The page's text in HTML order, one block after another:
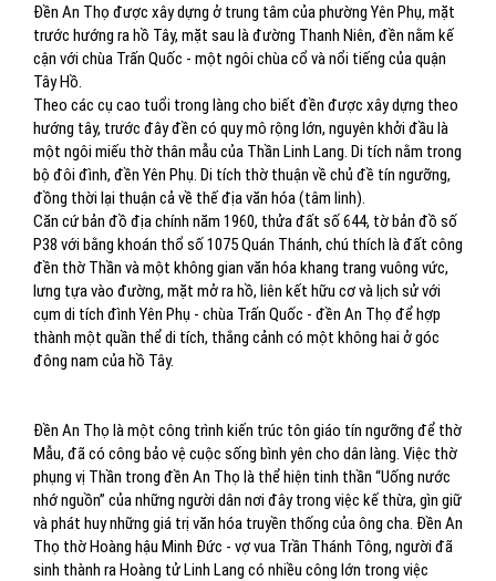
Đền An Thọ được xây dựng ở trung tâm của phường Yên Phụ, mặt
trước hướng ra hồ Tây, mặt sau là đường Thanh Niên, đền nằm kế
cận với chùa Trấn Quốc - một ngôi chùa cổ và nổi tiếng của quận
Tây Hồ.
Theo các cụ cao tuổi trong làng cho biết đền được xây dựng theo
hướng tây, trước đây đền có quy mô rộng lớn, nguyên khởi đầu là
một ngôi miếu thờ thân mẫu của Thần Linh Lang. Di tích nằm trong
bộ đôi đình, đền Yên Phụ. Di tích thờ thuận về chủ đề tín ngưỡng,
đồng thời lại thuận cả về thế địa văn hóa (tâm linh).
Căn cứ bản đồ địa chính năm 1960, thửa đất số 644, tờ bản đồ số
P38 với bằng khoán thổ số 1075 Quán Thánh, chú thích là đất công
đền thờ Thần và một không gian văn hóa khang trang vuông vức,
lưng tựa vào đường, mặt mở ra hồ, liên kết hữu cơ và lịch sử với
cụm di tích đình Yên Phụ - chùa Trấn Quốc - đền An Thọ để hợp
thành một quần thể di tích, thắng cảnh có một không hai ở góc
đông nam của hồ Tây.
Đền An Thọ là một công trình kiến trúc tôn giáo tín ngưỡng để thờ
Mẫu, đã có công bảo vệ cuộc sống bình yên cho dân làng. Việc thờ
phụng vị Thần trong đền An Thọ là thể hiện tinh thần “Uống nước
nhớ nguồn” của những người dân nơi đây trong việc kế thừa, gìn giữ
và phát huy những giá trị văn hóa truyền thống của ông cha. Đền An
Thọ thờ Hoàng hậu Minh Đức - vợ vua Trần Thánh Tông, người đã
sinh thành ra Hoàng tử Linh Lang có nhiều công lớn trong việc